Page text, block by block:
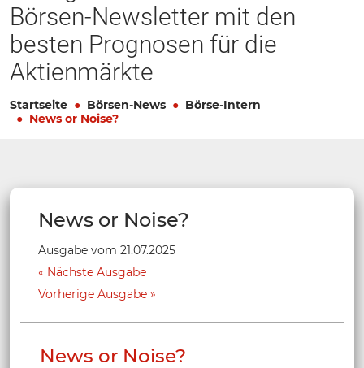
Börsen-Newsletter mit den
besten Prognosen für die
Aktienmärkte
Startseite Börsen-News
Börse-Intern
News or Noise?
News or Noise?
Ausgabe vom 21.07.2025
Nächste Ausgabe
Vorherige Ausgabe
News or Noise?